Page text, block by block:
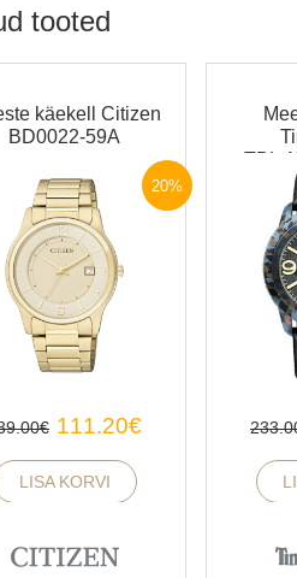
Guess brändi soliidsesse
5 tööpäeva, alates 50€ ostuga
tooted
20%
käekell Citizen
BD0022-59A
€ 111.20€
LISA KORVI